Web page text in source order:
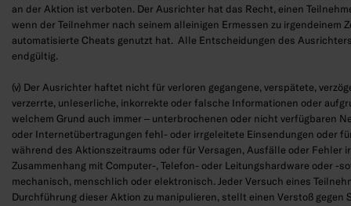
an der Aktion ist verboten. Der Ausrichter hat das Recht, einen
wenn der Teilnehmer nach seinem alleinigen Ermessen zu irgendeinem
automatisierte Cheats genutzt hat. Alle Entscheidungen des
endgültig.
(v) Der Ausrichter haftet nicht für verloren gegangene, verspätete,
verzerrte, unleserliche, inkorrekte oder falsche Informationen oder
welchem Grund auch immer – unterbrochenen oder nicht verfügbaren
oder Internetübertragungen fehl- oder irrgeleitete Einsendungen oder
während des Aktionszeitraums oder für Versagen, Ausfälle oder Fehler
Zusammenhang mit Computer-, Telefon- oder Leitungshardware oder -
mechanisch, menschlich oder elektronisch. Jeder Versuch eines
Durchführung dieser Aktion zu manipulieren, stellt einen Verstoß gegen